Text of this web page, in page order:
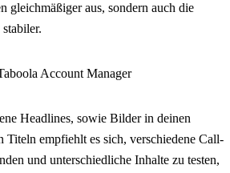
gleichmäßiger aus, sondern auch die
Account Manager
Headlines, sowie Bilder in deinen
Titeln empfiehlt es sich, verschiedene Call-
und unterschiedliche Inhalte zu testen,